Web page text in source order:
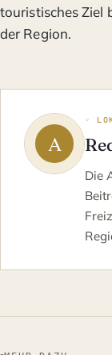
touristisches Ziel
der Region.
◦
Die